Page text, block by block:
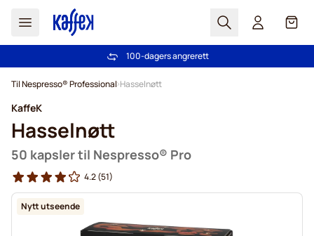
Søk Cart
Gratis frakt over kr 599
100-dagers angrerett
Til Nespresso® Professional Hasselnøtt
Nytt utseende
KaffeK
Hasselnøtt
50 kapsler til Nespresso® Pro
4.2(51)